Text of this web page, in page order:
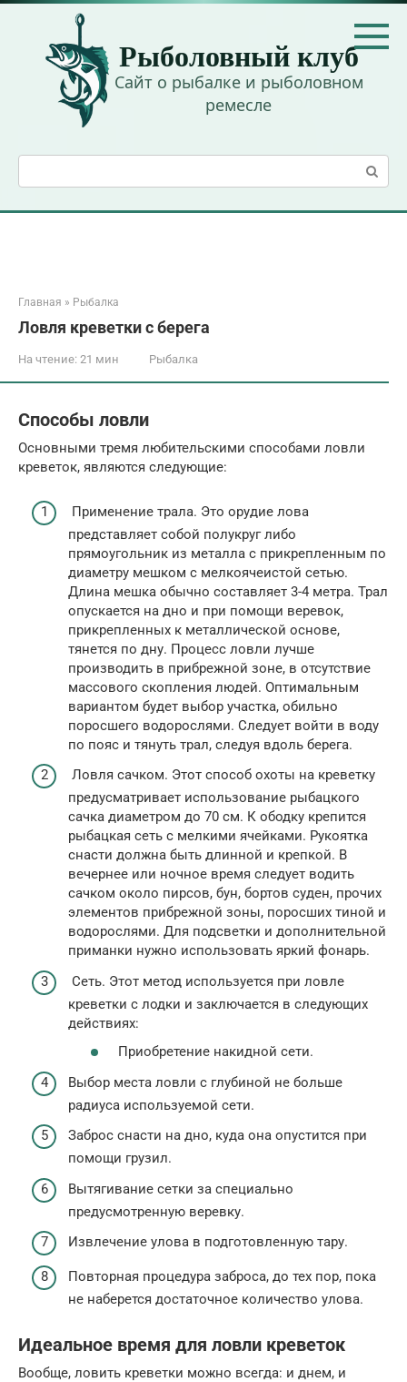
Перейти
контенту
Рыболовный клуб
Сайт о рыбалке и рыболовном
ремесле
Главная » Рыбалка
Ловля креветки с берега
На чтение: 21 мин Рыбалка
Способы ловли
Основными тремя любительскими способами ловли
креветок, являются следующие:
Применение трала. Это орудие лова
представляет собой полукруг либо
прямоугольник из металла с прикрепленным по
диаметру мешком с мелкоячеистой сетью.
Длина мешка обычно составляет 3-4 метра. Трал
опускается на дно и при помощи веревок,
прикрепленных к металлической основе,
тянется по дну. Процесс ловли лучше
производить в прибрежной зоне, в отсутствие
массового скопления людей. Оптимальным
вариантом будет выбор участка, обильно
поросшего водорослями. Следует войти в воду
по пояс и тянуть трал, следуя вдоль берега.
Ловля сачком. Этот способ охоты на креветку
предусматривает использование рыбацкого
сачка диаметром до 70 см. К ободку крепится
рыбацкая сеть с мелкими ячейками. Рукоятка
снасти должна быть длинной и крепкой. В
вечернее или ночное время следует водить
сачком около пирсов, бун, бортов суден, прочих
элементов прибрежной зоны, поросших тиной и
водорослями. Для подсветки и дополнительной
приманки нужно использовать яркий фонарь.
Сеть. Этот метод используется при ловле
креветки с лодки и заключается в следующих
действиях:
Приобретение накидной сети.
Выбор места ловли с глубиной не больше
радиуса используемой сети.
Заброс снасти на дно, куда она опустится при
помощи грузил.
Вытягивание сетки за специально
предусмотренную веревку.
Извлечение улова в подготовленную тару.
Повторная процедура заброса, до тех пор, пока
не наберется достаточное количество улова.
Идеальное время для ловли креветок
Вообще, ловить креветки можно всегда: и днем, и